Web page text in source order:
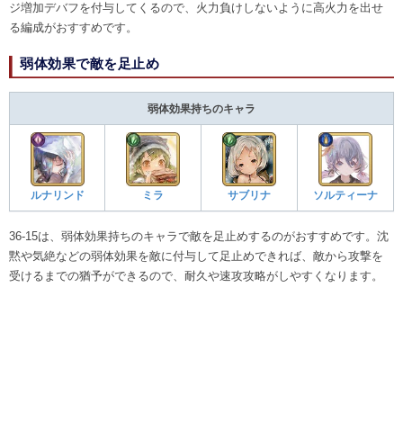
ジ増加デバフを付与してくるので、火力負けしないように高火力を出せ
る編成がおすすめです。
弱体効果で敵を足止め
弱体効果持ちのキャラ
ルナリンド ミラ サブリナ ソルティーナ
36-15は、弱体効果持ちのキャラで敵を足止めするのがおすすめです。沈
黙や気絶などの弱体効果を敵に付与して足止めできれば、敵から攻撃を
受けるまでの猶予ができるので、耐久や速攻攻略がしやすくなります。